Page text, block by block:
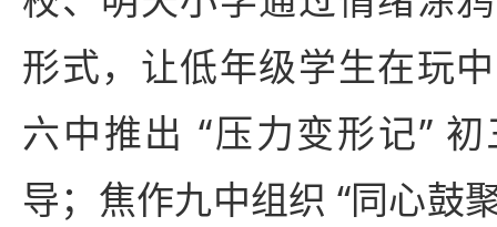
形式，让低年级学生在玩
六中推出 “压力变形记”
导；焦作九中组织 “同心鼓